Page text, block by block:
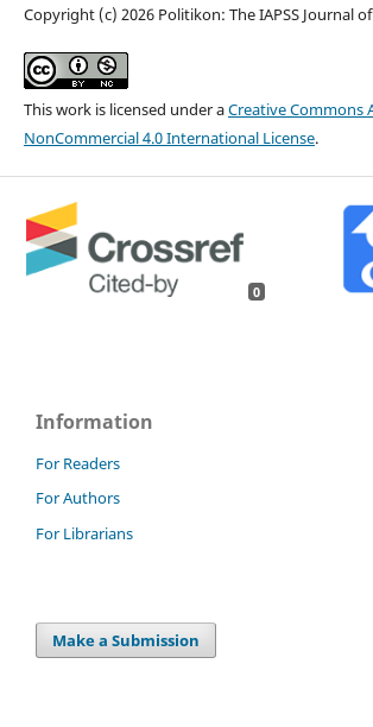
Copyright (c) 2026 Politikon: The IAPSS Journal
This work is licensed under aCreative Commons
NonCommercial 4.0 International License.
0
Information
For Readers
For Authors
For Librarians
Make a Submission